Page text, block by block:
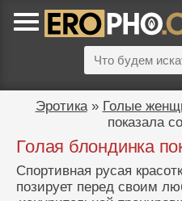
Эротика» Голые
показала
Голая блондинка
Спортивная русая
позирует перед своим